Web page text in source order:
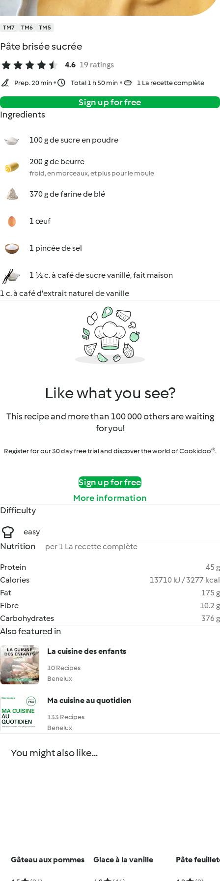
TM7 TM6 TM5
Pâte brisée sucrée
4.6 19 ratings
Prep. 20 min Total 1 h 50 min 1 La recette complète
Sign up for free
Ingredients
100 g de sucre en poudre
200 g de beurre
froid, en morceaux, et plus pour le moule
370 g de farine de blé
1 œuf
1 pincée de sel
1 ½ c. à café de sucre vanillé, fait maison
1 c. à café d'extrait naturel de vanille
Like what you see?
This recipe and more than 100 000 others are waiting
for you!
Register for our 30 day free trial and discover the world of Cookidoo®.
Sign up for free
More information
Difficulty
easy
Nutrition per 1 La recette complète
Protein
45 g
Calories
13710 kJ / 3277 kcal
Fat
175 g
Fibre
10.2 g
Carbohydrates
376 g
Also featured in
La cuisine des enfants
10 Recipes
Benelux
Ma cuisine au quotidien
133 Recipes
Benelux
You might also like...
Gâteau aux pommes Glace à la vanille Pâte